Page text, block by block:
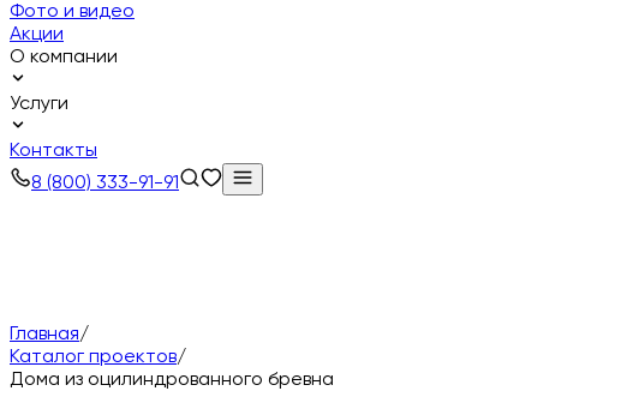
Фото и видео
Акции
О компании
Услуги
Контакты
8 (800) 333-91-91
Главная/
Каталог проектов/
Дома из оцилиндрованного бревна